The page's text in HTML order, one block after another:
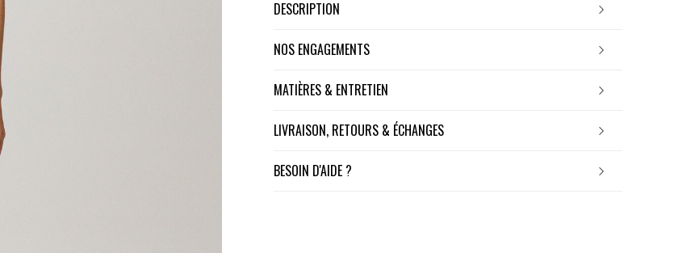
DESCRIPTION
NOS ENGAGEMENTS
MATIÈRES & ENTRETIEN
LIVRAISON, RETOURS & ÉCHANGES
BESOIN D'AIDE ?